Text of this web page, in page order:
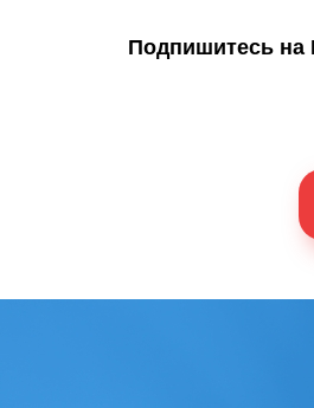
Подпишитесь на